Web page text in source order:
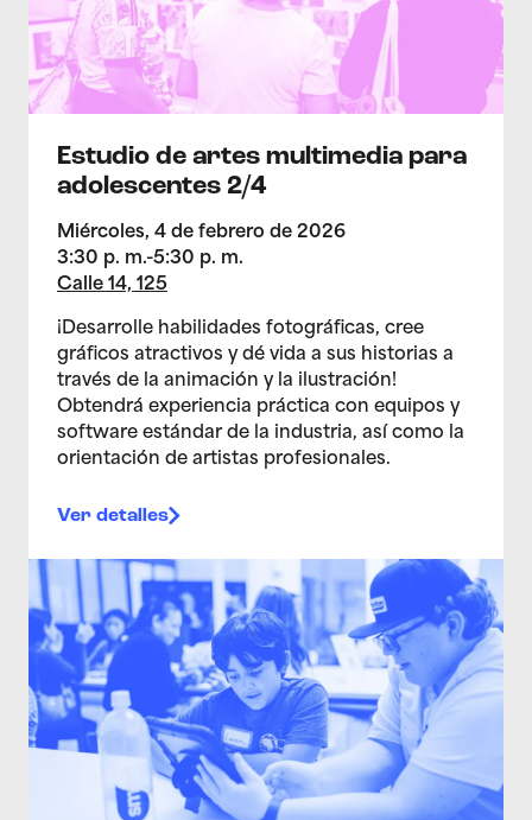
Estudio de artes multimedia para
adolescentes 2/4
Miércoles, 4 de febrero de 2026
3:30 p. m.-5:30 p. m.
Calle 14, 125
¡Desarrolle habilidades fotográficas, cree
gráficos atractivos y dé vida a sus historias a
través de la animación y la ilustración!
Obtendrá experiencia práctica con equipos y
software estándar de la industria, así como la
orientación de artistas profesionales.
Ver detalles
>Estudio de artes multimedia para adolescentes 1/28